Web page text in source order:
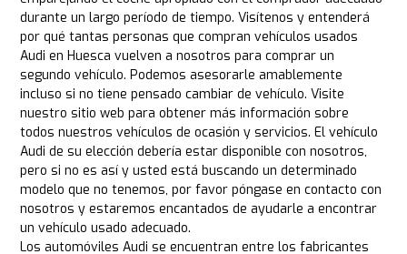
durante un largo período de tiempo. Visítenos y entenderá
por qué tantas personas que compran vehículos usados
Audi en Huesca vuelven a nosotros para comprar un
segundo vehículo. Podemos asesorarle amablemente
incluso si no tiene pensado cambiar de vehículo. Visite
nuestro sitio web para obtener más información sobre
todos nuestros vehículos de ocasión y servicios. El vehículo
Audi de su elección debería estar disponible con nosotros,
pero si no es así y usted está buscando un determinado
modelo que no tenemos, por favor póngase en contacto con
nosotros y estaremos encantados de ayudarle a encontrar
un vehículo usado adecuado.
Los automóviles Audi se encuentran entre los fabricantes